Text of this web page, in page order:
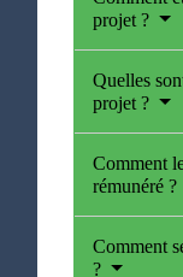
projet ?
Quelles
projet ?
Comment
rémunéré ?
Comment
?